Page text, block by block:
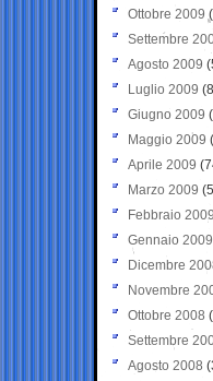
Ottobre 2009
Settembre
Agosto 2009
Luglio 2009
Giugno 2009
Maggio 2009
Aprile 2009
Marzo 2009
Febbraio 2009
Gennaio 2009
Dicembre
Novembre
Ottobre 2008
Settembre
Agosto 2008